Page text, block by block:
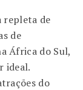
repleta de
de
África do Sul,
ideal.
do